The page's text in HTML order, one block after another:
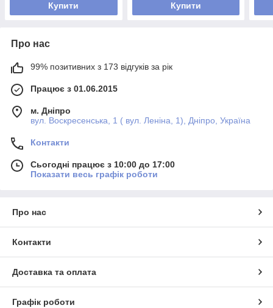
Купити Купити
Про нас
99% позитивних з 173 відгуків за рік
Працює з 01.06.2015
м. Дніпро
вул. Воскресенська, 1 ( вул. Леніна, 1), Дніпро, Україна
Контакти
Сьогодні працює з 10:00 до 17:00
Показати весь графік роботи
Про нас
Контакти
Доставка та оплата
Графік роботи